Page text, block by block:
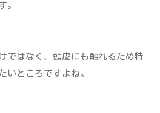
。
ではなく、頭皮にも触れるため特
いところですよね。